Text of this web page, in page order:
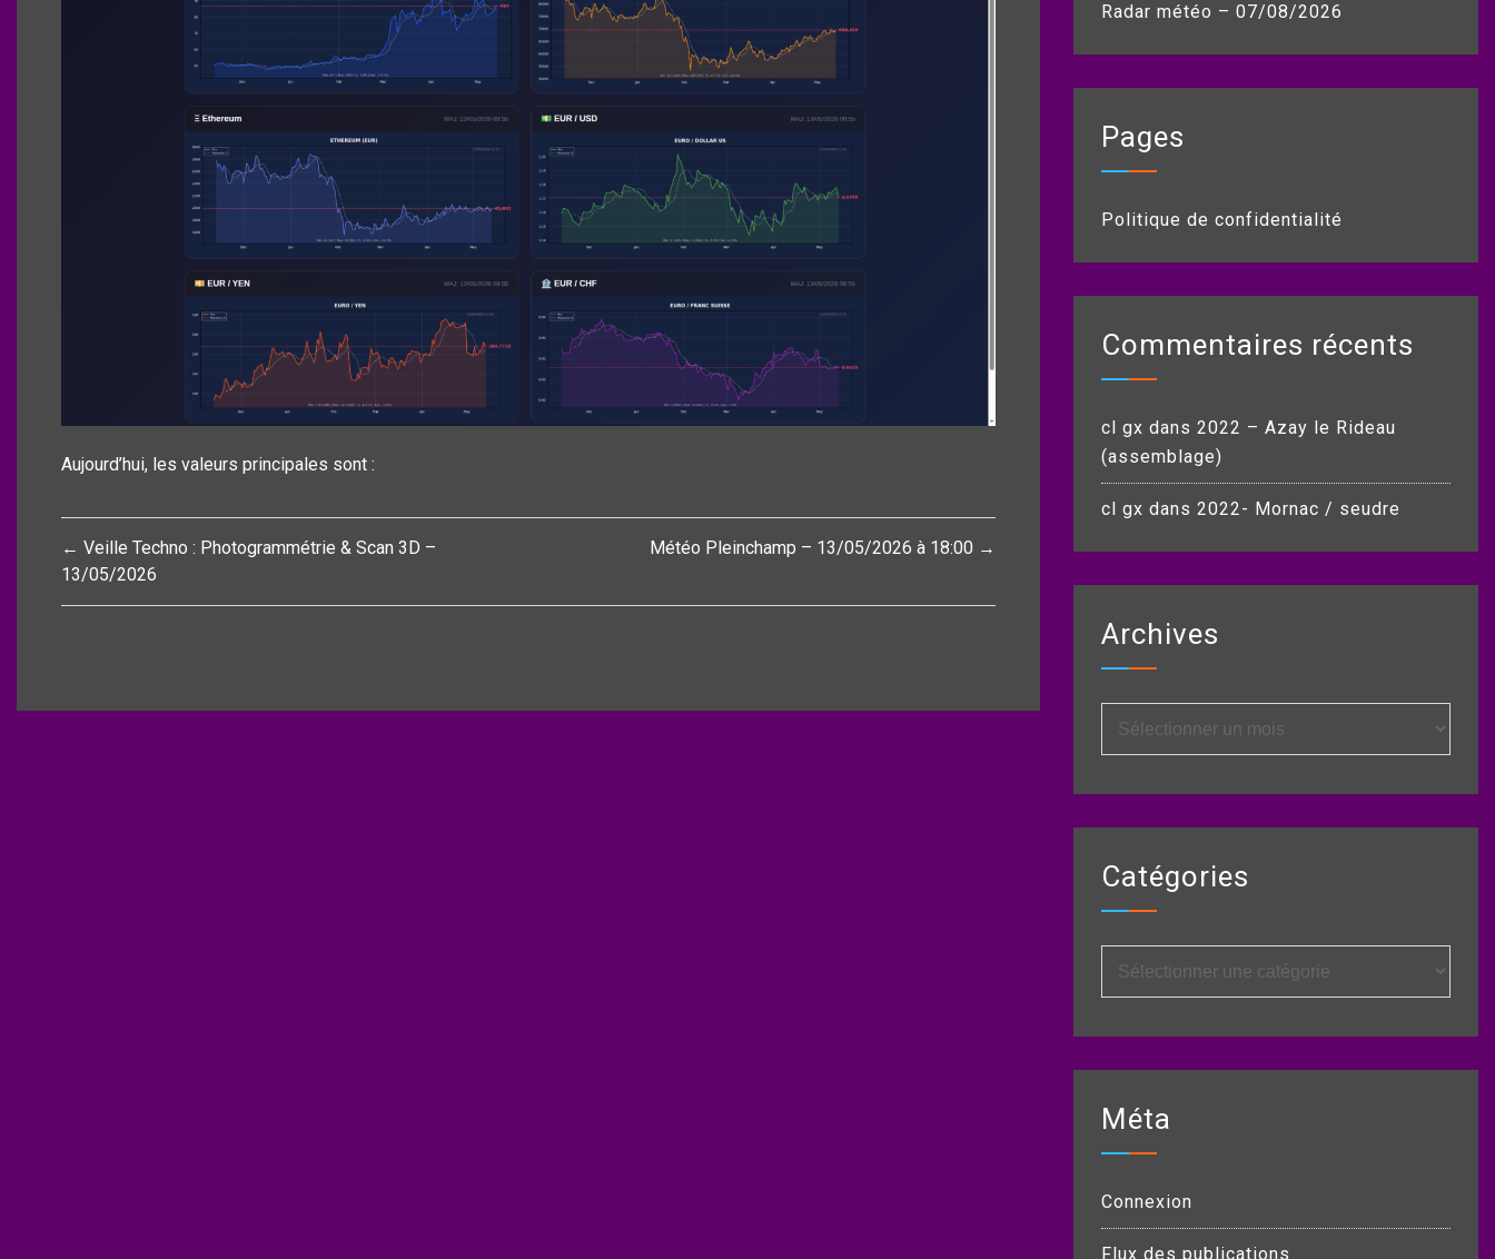
Aujourd’hui, les valeurs principales sont :
Navigation
de
← Veille Techno : Photogrammétrie & Scan 3D –
13/05/2026
Météo Pleinchamp – 13/05/2026 à 18:00 →
Radar météo – 07/08/2026
Pages
Politique de confidentialité
Commentaires récents
cl gx dans 2022 – Azay le Rideau
(assemblage)
cl gx dans 2022- Mornac / seudre
Archives
Catégories
Méta
Connexion
Flux des publications